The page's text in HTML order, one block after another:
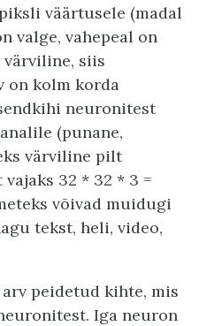
väärtusele (madal
valge, vahepeal on
siis
on kolm korda
neuronitest
(punane,
värviline pilt
32 * 32 * 3 =
võivad muidugi
tekst, heli, video,
peidetud kihte, mis
Iga neuron